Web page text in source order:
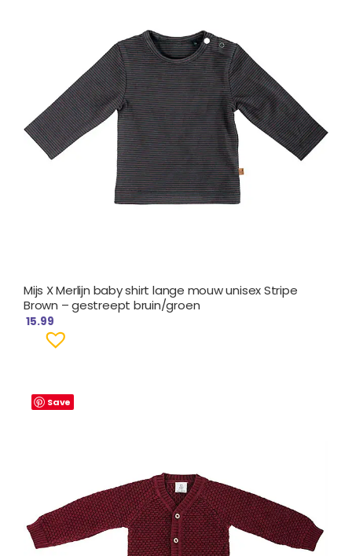
Mijs X Merlijn baby shirt lange mouw unisex Stripe
Brown – gestreept bruin/groen
15.99
Save